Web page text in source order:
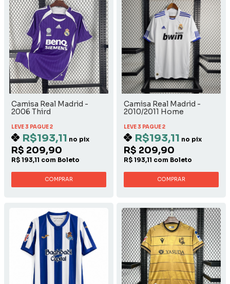
Camisa Real Madrid -
2006 Third
LEVE 3 PAGUE 2
R$193,11 no pix
R$ 209,90
R$ 193,11 com Boleto
COMPRAR
Camisa Real Madrid -
2010/2011 Home
LEVE 3 PAGUE 2
R$193,11 no pix
R$ 209,90
R$ 193,11 com Boleto
COMPRAR